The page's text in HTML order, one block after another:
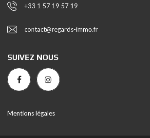
+33 1 57 19 57 19
contact@regards-immo.fr
SUIVEZ NOUS
Mentions légales